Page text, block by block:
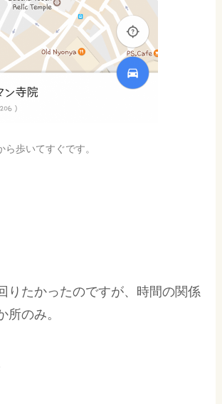
ら歩いてすぐです。
りたかったのですが、時間の関係
所のみ。